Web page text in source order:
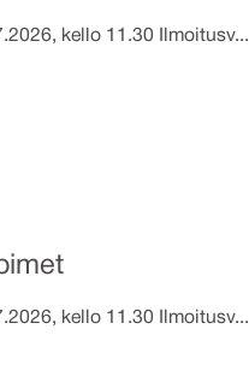
kello 11.30 Ilmoitusv...
kello 11.30 Ilmoitusv...